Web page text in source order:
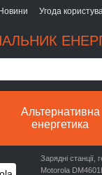
Новини Угода
Альтернативна
енергетика
Зарядні
Motorola